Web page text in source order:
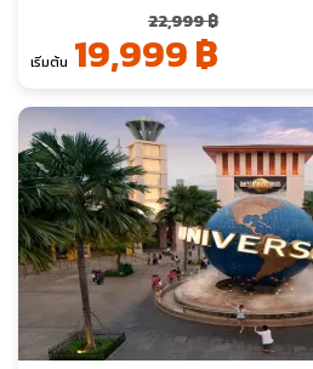
เริ่มต้น
22,999 ฿
19,999 ฿